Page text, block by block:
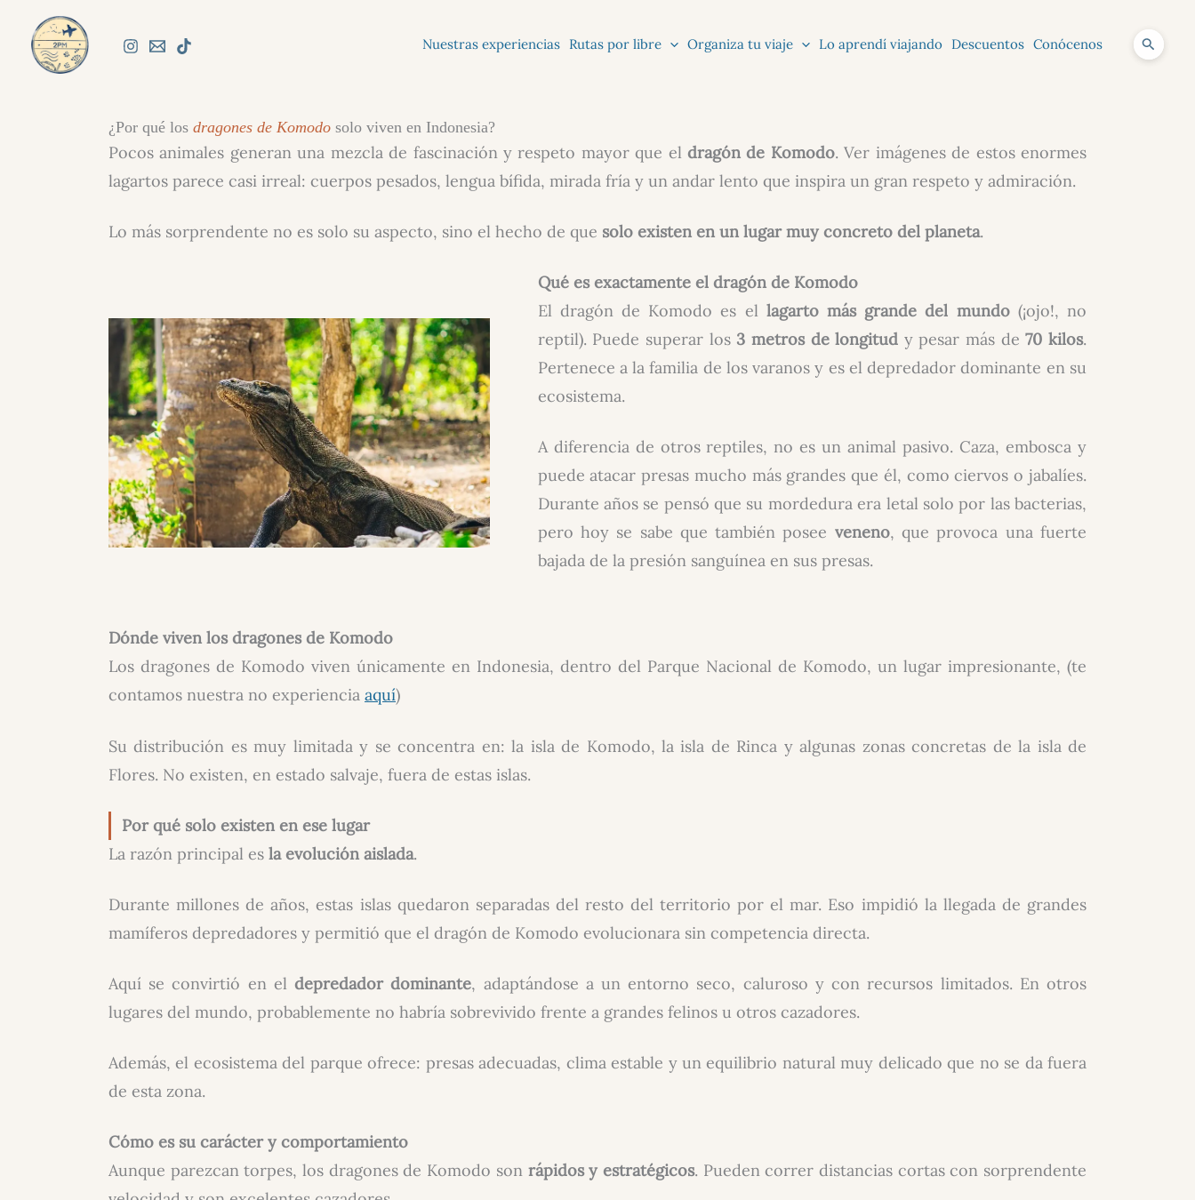
contenido
Nuestras experiencias Rutas por libre Organiza tu viaje Lo aprendí viajando Descuentos Conócenos Buscar
¿Por qué los dragones de Komodo solo viven en Indonesia?
Pocos animales generan una mezcla de fascinación y respeto mayor que eldragón de Komodo. Ver imágenes de estos enormes
lagartos parece casi irreal: cuerpos pesados, lengua bífida, mirada fría y un andar lento que inspira un gran respeto y admiración.
Lo más sorprendente no es solo su aspecto, sino el hecho de que solo existen en un lugar muy concreto del planeta.
Qué es exactamente el dragón de Komodo
El dragón de Komodo es el lagarto más grande del mundo(¡ojo!, no
reptil). Puede superar los 3 metros de longitud y pesar más de70 kilos.
Pertenece a la familia de los varanos y es el depredador dominante en su
ecosistema.
A diferencia de otros reptiles, no es un animal pasivo. Caza, embosca y
puede atacar presas mucho más grandes que él, como ciervos o jabalíes.
Durante años se pensó que su mordedura era letal solo por las bacterias,
pero hoy se sabe que también posee veneno, que provoca una fuerte
bajada de la presión sanguínea en sus presas.
Dónde viven los dragones de Komodo
Los dragones de Komodo viven únicamente en Indonesia, dentro del Parque Nacional de Komodo, un lugar impresionante, (te
contamos nuestra no experiencia aquí)
Su distribución es muy limitada y se concentra en: la isla de Komodo, la isla de Rinca y algunas zonas concretas de la isla de
Flores. No existen, en estado salvaje, fuera de estas islas.
Por qué solo existen en ese lugar
La razón principal es la evolución aislada.
Durante millones de años, estas islas quedaron separadas del resto del territorio por el mar. Eso impidió la llegada de grandes
mamíferos depredadores y permitió que el dragón de Komodo evolucionara sin competencia directa.
Aquí se convirtió en eldepredador dominante, adaptándose a un entorno seco, caluroso y con recursos limitados. En otros
lugares del mundo, probablemente no habría sobrevivido frente a grandes felinos u otros cazadores.
Además, el ecosistema del parque ofrece: presas adecuadas, clima estable y un equilibrio natural muy delicado que no se da fuera
de esta zona.
Cómo es su carácter y comportamiento
Aunque parezcan torpes, los dragones de Komodo son rápidos y estratégicos. Pueden correr distancias cortas con sorprendente